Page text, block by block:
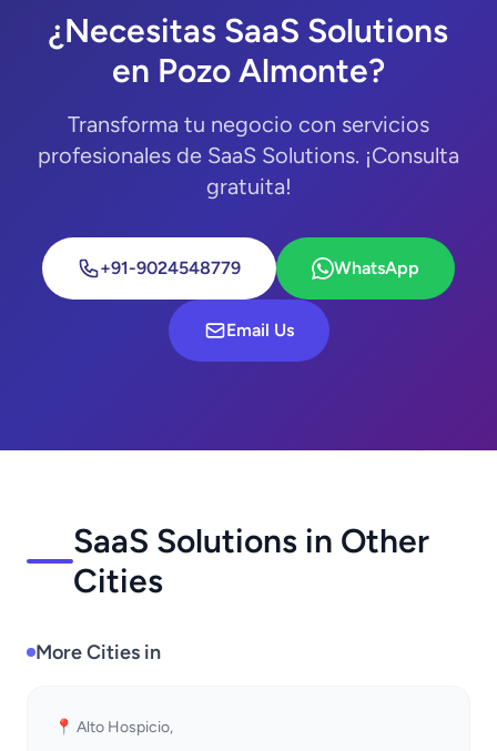
¿Necesitas SaaS Solutions
en Pozo Almonte?
Transforma tu negocio con servicios
profesionales de SaaS Solutions. ¡Consulta
gratuita!
+91-9024548779 WhatsApp
Email Us
SaaS Solutions in Other
Cities
More Cities in
📍 Alto Hospicio,